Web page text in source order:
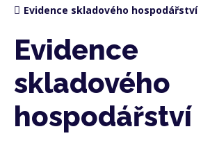
Evidence skladového hospodářství
Evidence
skladového
hospodářství